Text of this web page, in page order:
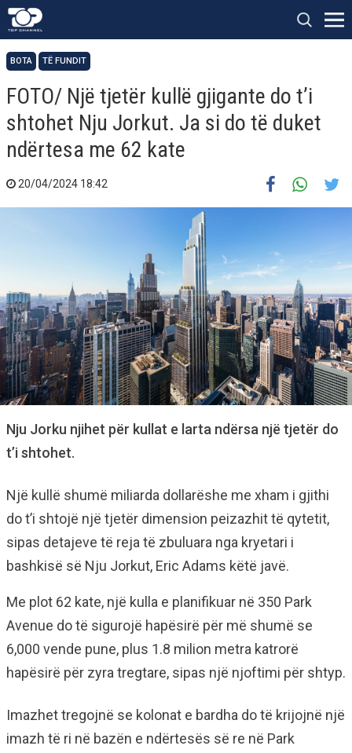
BOTA TË FUNDIT
FOTO/ Një tjetër kullë gjigante do t’i
shtohet Nju Jorkut. Ja si do të duket
ndërtesa me 62 kate
20/04/2024 18:42
Nju Jorku njihet për kullat e larta ndërsa një tjetër do
t’i shtohet.
Një kullë shumë miliarda dollarëshe me xham i gjithi
do t’i shtojë një tjetër dimension peizazhit të qytetit,
sipas detajeve të reja të zbuluara nga kryetari i
bashkisë së Nju Jorkut, Eric Adams këtë javë.
Me plot 62 kate, një kulla e planifikuar në 350 Park
Avenue do të sigurojë hapësirë ​​për më shumë se
6,000 vende pune, plus 1.8 milion metra katrorë
hapësirë ​​​​për zyra tregtare, sipas një njoftimi për shtyp.
Imazhet tregojnë se kolonat e bardha do të krijojnë një
imazh të ri në bazën e ndërtesës së re në Park